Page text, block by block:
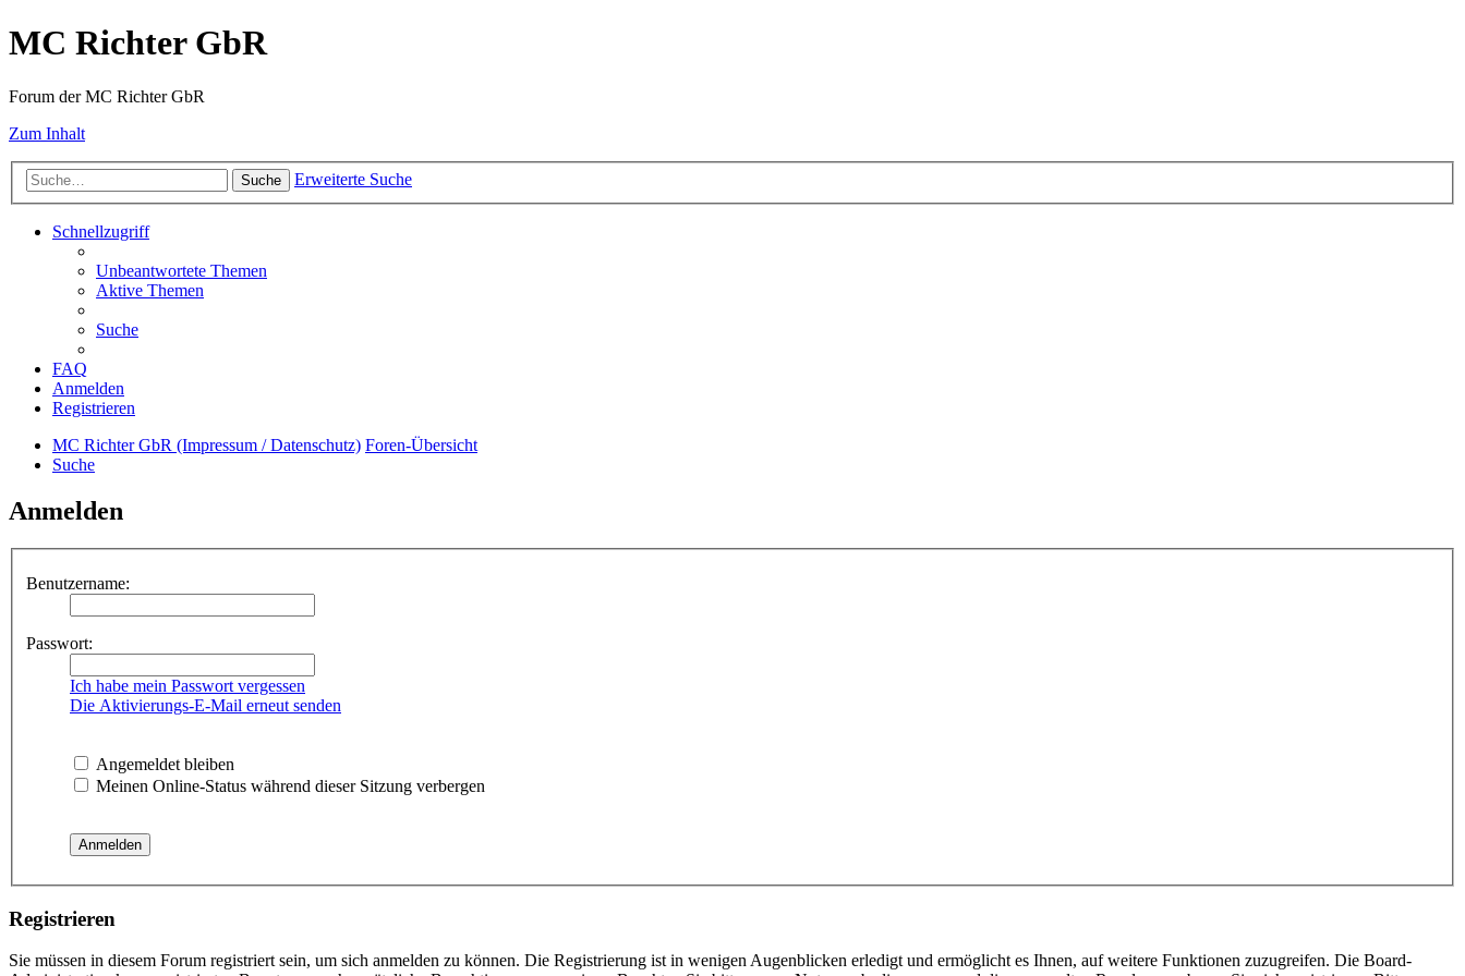
MC Richter GbR
Forum der MC Richter GbR
Zum Inhalt
Suche Erweiterte Suche
Schnellzugriff
Unbeantwortete Themen
Aktive Themen
Suche
FAQ
Anmelden
Registrieren
MC Richter GbR (Impressum / Datenschutz) Foren-Übersicht
Suche
Anmelden
Benutzername:
Passwort:
Ich habe mein Passwort vergessen
Die Aktivierungs-E-Mail erneut senden
Angemeldet bleiben
Meinen Online-Status während dieser Sitzung verbergen
Registrieren
Sie müssen in diesem Forum registriert sein, um sich anmelden zu können. Die Registrierung ist in wenigen Augenblicken erledigt und ermöglicht es Ihnen, auf weitere Funktionen zuzugreifen. Die Board-